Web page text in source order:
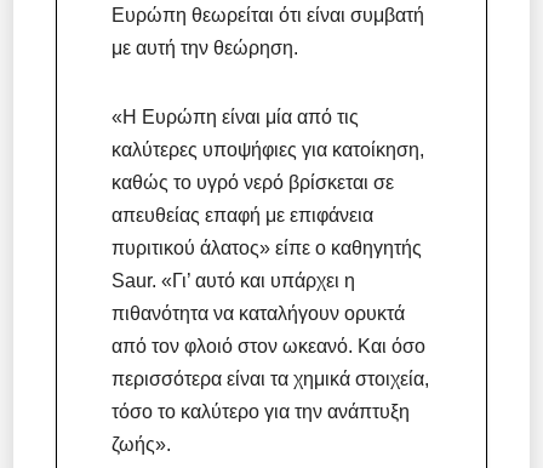
Ευρώπη θεωρείται ότι είναι συμβατή
με αυτή την θεώρηση.
«Η Ευρώπη είναι μία από τις
καλύτερες υποψήφιες για κατοίκηση,
καθώς το υγρό νερό βρίσκεται σε
απευθείας επαφή με επιφάνεια
πυριτικού άλατος» είπε ο καθηγητής
Saur. «Γι’ αυτό και υπάρχει η
πιθανότητα να καταλήγουν ορυκτά
από τον φλοιό στον ωκεανό. Και όσο
περισσότερα είναι τα χημικά στοιχεία,
τόσο το καλύτερο για την ανάπτυξη
ζωής».